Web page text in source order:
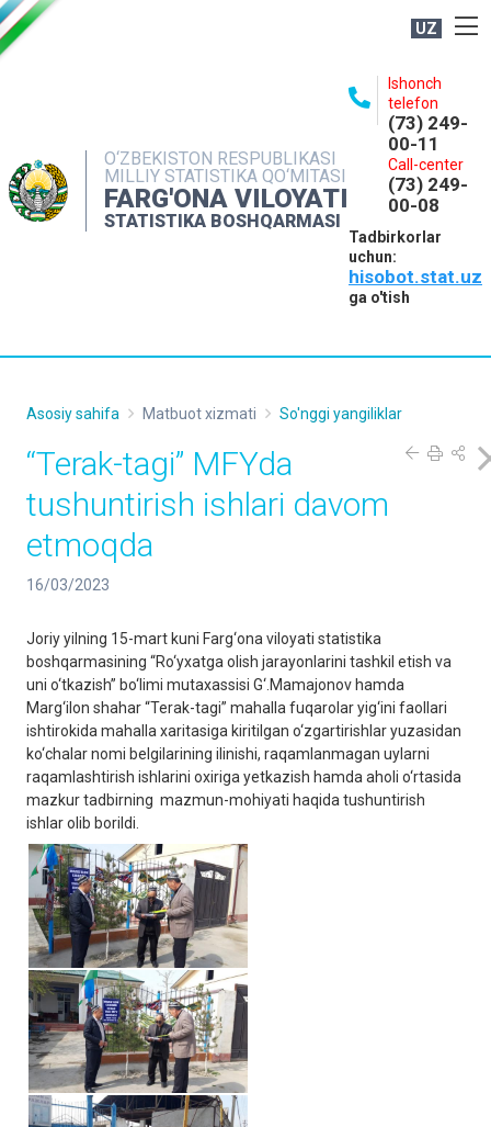
UZ
O‘ZBEKISTON RESPUBLIKASI
MILLIY STATISTIKA QO‘MITASI
FARG'ONA VILOYATI
STATISTIKA BOSHQARMASI
Ishonch
telefon
(73) 249-
00-11
Call-center
(73) 249-
00-08
Tadbirkorlar
uchun:
hisobot.stat.uz
ga o'tish
NASHRLAR
INTERAKTIV XIZMATLAR
MATBUOT XIZMATI
Asosiy sahifa Matbuot xizmati So'nggi yangiliklar
“Terak-tagi” MFYda
tushuntirish ishlari davom
etmoqda
16/03/2023
Joriy yilning 15-mart kuni Farg‘ona viloyati statistika
boshqarmasining “Ro‘yxatga olish jarayonlarini tashkil etish va
uni o‘tkazish” bo‘limi mutaxassisi G‘.Mamajonov hamda
Marg‘ilon shahar “Terak-tagi” mahalla fuqarolar yig‘ini faollari
ishtirokida mahalla xaritasiga kiritilgan o‘zgartirishlar yuzasidan
ko‘chalar nomi belgilarining ilinishi, raqamlanmagan uylarni
raqamlashtirish ishlarini oxiriga yetkazish hamda aholi o‘rtasida
mazkur tadbirning mazmun-mohiyati haqida tushuntirish
ishlar olib borildi.